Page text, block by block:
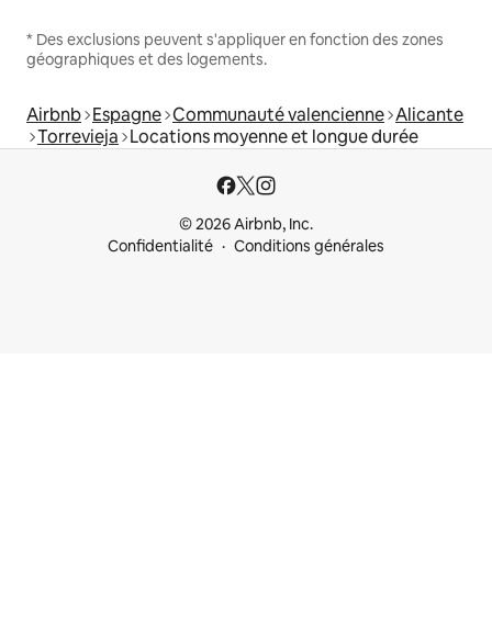
* Des exclusions peuvent s'appliquer en fonction des zones
géographiques et des logements.
Airbnb Espagne Communauté valencienne Alicante
Torrevieja Locations moyenne et longue durée
© 2026 Airbnb, Inc.
Confidentialité
Conditions générales